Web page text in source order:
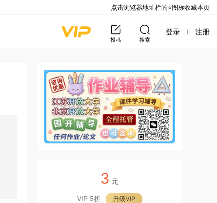
投稿 搜索
登录 注册
3 元
VIP 5折 升级VIP
点击浏览器地址栏的⭐图标收藏本页